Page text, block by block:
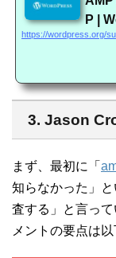
P |
https://wordpress.org/
3. Jason
まず、最初に「
知らなかった」
査する」と言っ
メントの要点は以